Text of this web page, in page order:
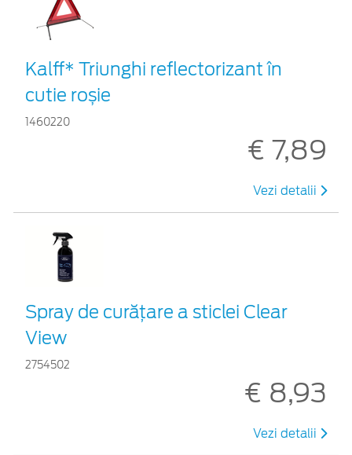
Kalff* Triunghi reflectorizant în
cutie roșie
1460220
€ 7,89
Vezi detalii
Spray de curățare a sticlei Clear
View
2754502
€ 8,93
Vezi detalii